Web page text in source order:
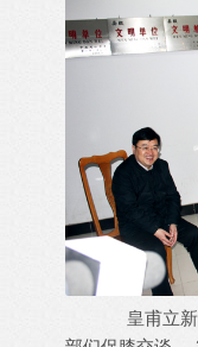
皇甫立新在